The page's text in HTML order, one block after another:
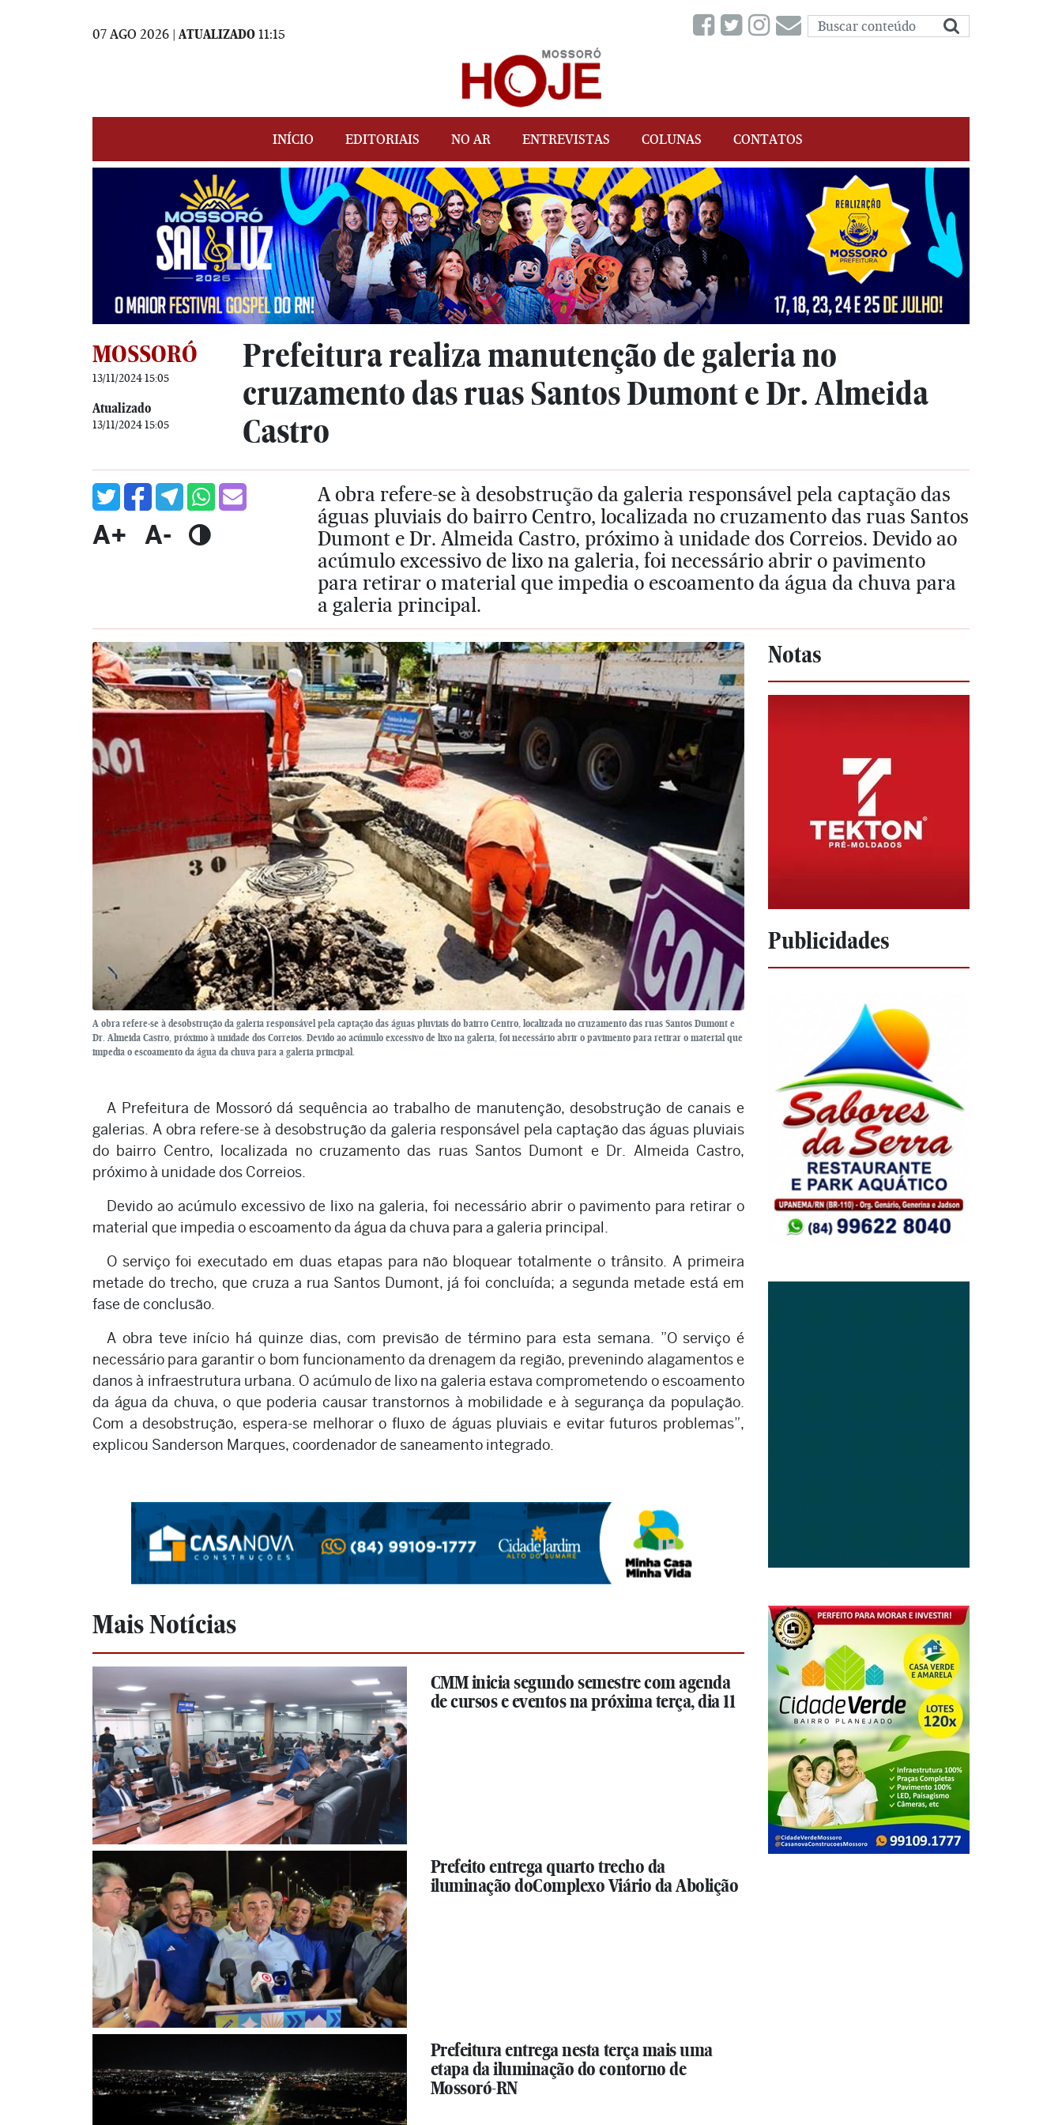
07 AGO 2026 | ATUALIZADO 11:15
INÍCIO EDITORIAIS NO AR ENTREVISTAS COLUNAS CONTATOS
MOSSORÓ
13/11/2024 15:05
Atualizado
13/11/2024 15:05
Prefeitura realiza manutenção de galeria no
cruzamento das ruas Santos Dumont e Dr. Almeida
Castro
A+ A-
A obra refere-se à desobstrução da galeria responsável pela captação das
águas pluviais do bairro Centro, localizada no cruzamento das ruas Santos
Dumont e Dr. Almeida Castro, próximo à unidade dos Correios. Devido ao
acúmulo excessivo de lixo na galeria, foi necessário abrir o pavimento
para retirar o material que impedia o escoamento da água da chuva para
a galeria principal.
A obra refere-se à desobstrução da galeria responsável pela captação das águas pluviais do bairro Centro, localizada no cruzamento das ruas Santos Dumont e
Dr. Almeida Castro, próximo à unidade dos Correios. Devido ao acúmulo excessivo de lixo na galeria, foi necessário abrir o pavimento para retirar o material que
impedia o escoamento da água da chuva para a galeria principal.
A Prefeitura de Mossoró dá sequência ao trabalho de manutenção, desobstrução de canais e
galerias. A obra refere-se à desobstrução da galeria responsável pela captação das águas pluviais
do bairro Centro, localizada no cruzamento das ruas Santos Dumont e Dr. Almeida Castro,
próximo à unidade dos Correios.
Devido ao acúmulo excessivo de lixo na galeria, foi necessário abrir o pavimento para retirar o
material que impedia o escoamento da água da chuva para a galeria principal.
O serviço foi executado em duas etapas para não bloquear totalmente o trânsito. A primeira
metade do trecho, que cruza a rua Santos Dumont, já foi concluída; a segunda metade está em
fase de conclusão.
A obra teve início há quinze dias, com previsão de término para esta semana. ”O serviço é
necessário para garantir o bom funcionamento da drenagem da região, prevenindo alagamentos e
danos à infraestrutura urbana. O acúmulo de lixo na galeria estava comprometendo o escoamento
da água da chuva, o que poderia causar transtornos à mobilidade e à segurança da população.
Com a desobstrução, espera-se melhorar o fluxo de águas pluviais e evitar futuros problemas”,
explicou Sanderson Marques, coordenador de saneamento integrado.
Mais Notícias
CMM inicia segundo semestre com agenda
de cursos e eventos na próxima terça, dia 11
Prefeito entrega quarto trecho da
iluminação doComplexo Viário da Abolição
Prefeitura entrega nesta terça mais uma
etapa da iluminação do contorno de
Mossoró-RN
Notas
Publicidades